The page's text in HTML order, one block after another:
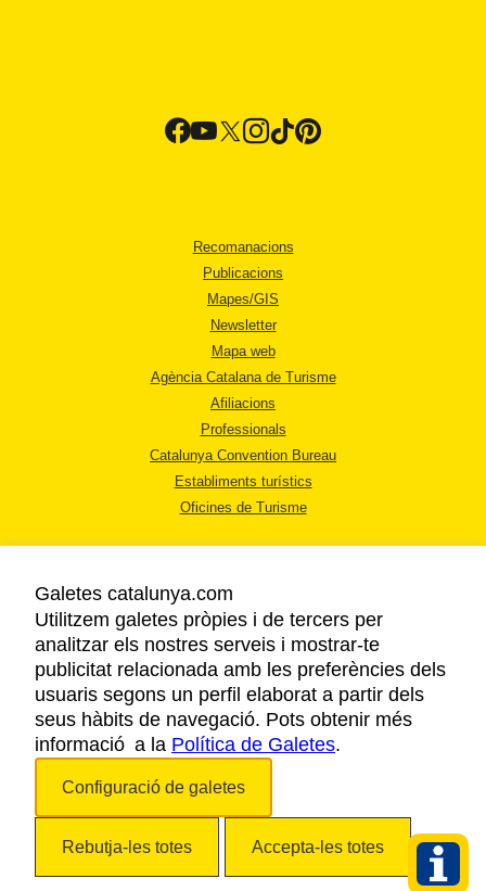
Recomanacions
Publicacions
Mapes/GIS
Newsletter
Mapa web
Agència Catalana de Turisme
Afiliacions
Professionals
Catalunya Convention Bureau
Establiments turístics
Oficines de Turisme
AVÍS LEGAL
POLÍTICA DE PRIVACITAT
COOKIES
ACCESSIBILITAT
Galetes catalunya.com
Utilitzem galetes pròpies i de tercers per
analitzar els nostres serveis i mostrar-te
publicitat relacionada amb les preferències dels
usuaris segons un perfil elaborat a partir dels
seus hàbits de navegació. Pots obtenir més
informació a la Política de Galetes.
Configuració de galetes
Rebutja-les totes Accepta-les totes